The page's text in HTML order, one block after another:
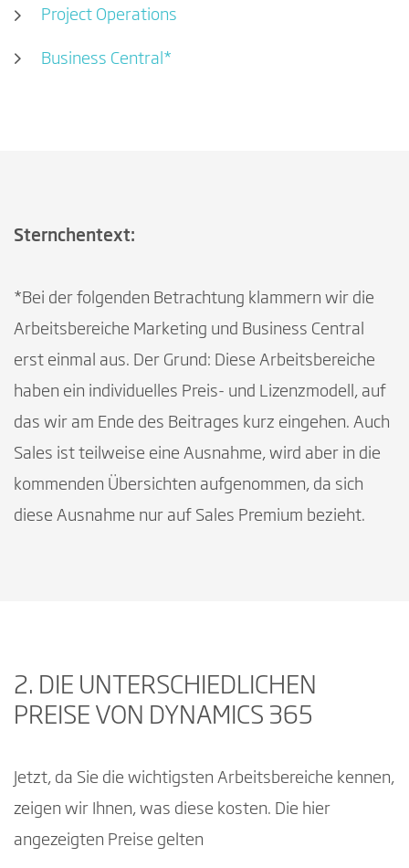
Project Operations
Business Central*
Sternchentext:
*Bei der folgenden Betrachtung klammern wir die
Arbeitsbereiche Marketing und Business Central
erst einmal aus. Der Grund: Diese Arbeitsbereiche
haben ein individuelles Preis- und Lizenzmodell, auf
das wir am Ende des Beitrages kurz eingehen. Auch
Sales ist teilweise eine Ausnahme, wird aber in die
kommenden Übersichten aufgenommen, da sich
diese Ausnahme nur auf Sales Premium bezieht.
2. DIE UNTERSCHIEDLICHEN
PREISE VON DYNAMICS 365
Jetzt, da Sie die wichtigsten Arbeitsbereiche kennen,
zeigen wir Ihnen, was diese kosten. Die hier
angezeigten Preise gelten